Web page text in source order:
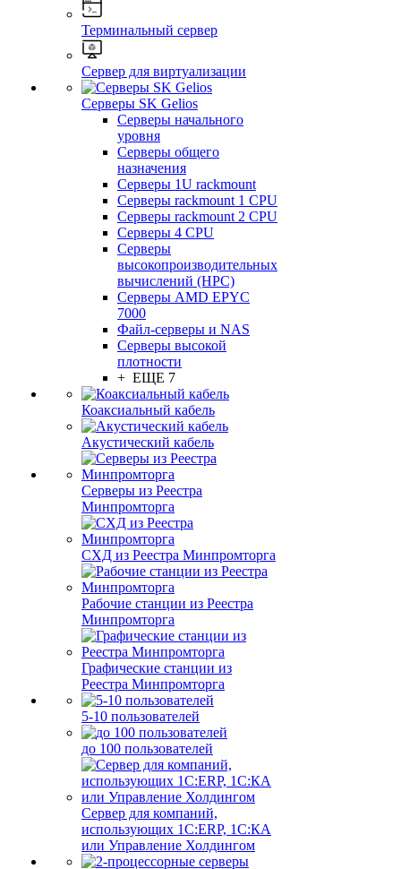
Терминальный сервер
Сервер для виртуализации
Серверы SK Gelios
Серверы начального
уровня
Серверы общего
назначения
Серверы 1U rackmount
Серверы rackmount 1 CPU
Серверы rackmount 2 CPU
Серверы 4 CPU
Серверы
высокопроизводительных
вычислений (HPC)
Серверы AMD EPYC
7000
Файл-серверы и NAS
Серверы высокой
плотности
+ ЕЩЕ 7
Коаксиальный кабель
Акустический кабель
Серверы из Реестра
Минпромторга
СХД из Реестра Минпромторга
Рабочие станции из Реестра
Минпромторга
Графические станции из
Реестра Минпромторга
5-10 пользователей
до 100 пользователей
Сервер для компаний,
использующих 1C:ERP, 1С:КА
или Управление Холдингом